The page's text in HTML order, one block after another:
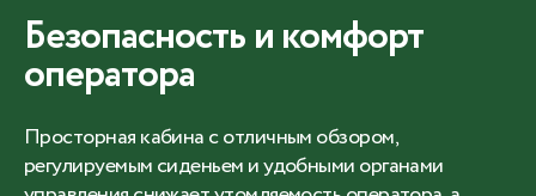
Безопасность и комфорт
оператора
Просторная кабина с отличным обзором,
регулируемым сиденьем и удобными органами